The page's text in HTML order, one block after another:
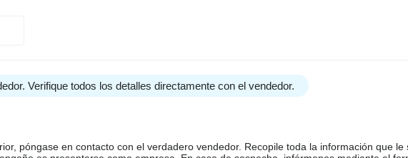
Verifique todos los detalles directamente con el vendedor.
póngase en contacto con el verdadero vendedor. Recopile toda la información que le